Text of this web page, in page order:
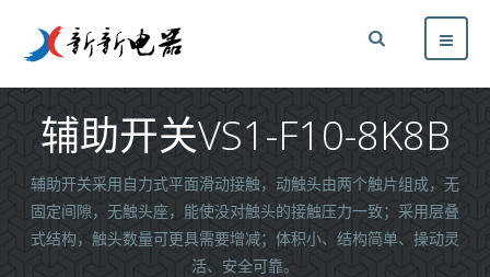
辅助开关VS1-F10-8K8B
辅助开关采用自力式平面滑动接触，动触头由两个触片组成，无
固定间隙，无触头座，能使没对触头的接触压力一致；采用层叠
式结构，触头数量可更具需要增减；体积小、结构简单、操动灵
活、安全可靠。